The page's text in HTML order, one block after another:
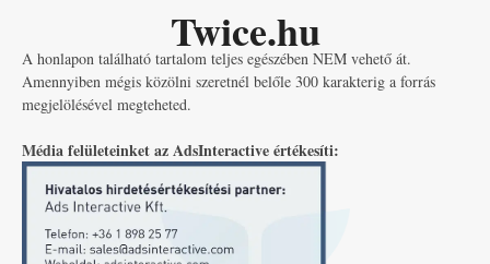
Twice.hu
A honlapon található tartalom teljes egészében NEM vehető át.
Amennyiben mégis közölni szeretnél belőle 300 karakterig a forrás
megjelölésével megteheted.
Média felületeinket az AdsInteractive értékesíti: